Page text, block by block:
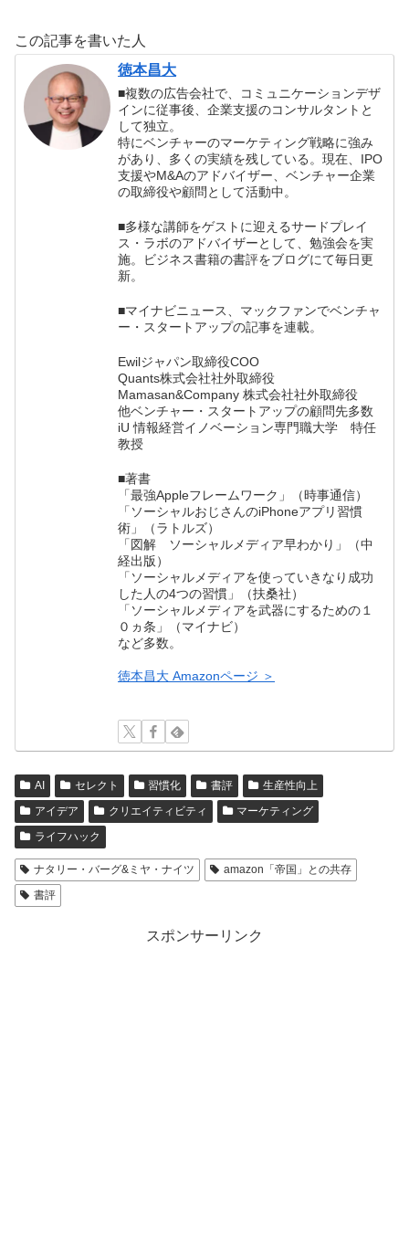
篇 管理しない会
社がうまくいくワ
ケの書評
この記事を書いた人
徳本昌大
■複数の広告会社で、コミュニケーションデザ
インに従事後、企業支援のコンサルタントと
して独立。
特にベンチャーのマーケティング戦略に強み
があり、多くの実績を残している。現在、IPO
支援やM&Aのアドバイザー、ベンチャー企業
の取締役や顧問として活動中。
■多様な講師をゲストに迎えるサードプレイ
ス・ラボのアドバイザーとして、勉強会を実
施。ビジネス書籍の書評をブログにて毎日更
新。
■マイナビニュース、マックファンでベンチャ
ー・スタートアップの記事を連載。
Ewilジャパン取締役COO
Quants株式会社社外取締役
Mamasan&Company 株式会社社外取締役
他ベンチャー・スタートアップの顧問先多数
iU 情報経営イノベーション専門職大学 特任
教授
■著書
「最強Appleフレームワーク」（時事通信）
「ソーシャルおじさんのiPhoneアプリ習慣
術」（ラトルズ）
「図解 ソーシャルメディア早わかり」（中
経出版）
「ソーシャルメディアを使っていきなり成功
した人の4つの習慣」（扶桑社）
「ソーシャルメディアを武器にするための１
０ヵ条」（マイナビ）
など多数。
徳本昌大 Amazonページ ＞
AI セレクト 習慣化 書評
生産性向上
アイデア
クリエイティビティ
マーケティング
ライフハック
ナタリー・バーグ&ミヤ・ナイツ
amazon「帝国」との共存
書評
スポンサーリンク